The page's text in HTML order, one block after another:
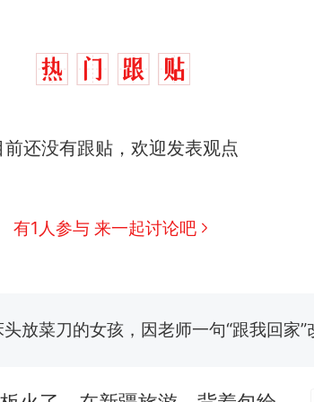
前还没有跟贴，欢迎发表观点
有1人参与 来一起讨论吧
放菜刀的女孩，因老师一句“跟我回家”